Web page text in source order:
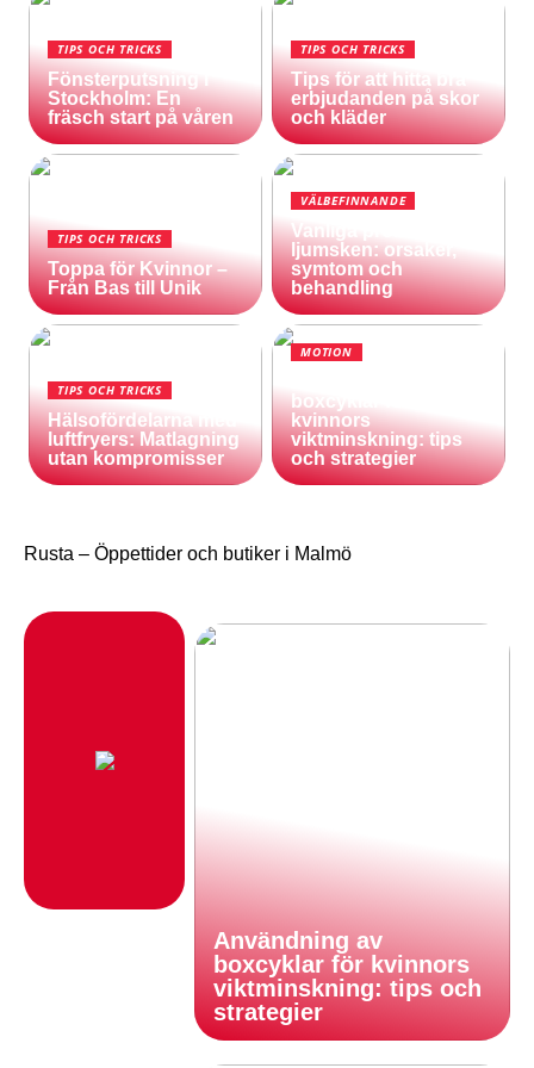
TIPS OCH TRICKS
Fönsterputsning i
Stockholm: En
fräsch start på våren
TIPS OCH TRICKS
Tips för att hitta bra
erbjudanden på skor
och kläder
TIPS OCH TRICKS
Toppa för Kvinnor –
Från Bas till Unik
VÄLBEFINNANDE
Vanliga problem med
ljumsken: orsaker,
symtom och
behandling
TIPS OCH TRICKS
Hälsofördelarna med
luftfryers: Matlagning
utan kompromisser
MOTION
boxcyklar för
kvinnors
viktminskning: tips
och strategier
Rusta – Öppettider och butiker i Malmö
Användning av
boxcyklar för kvinnors
viktminskning: tips och
strategier